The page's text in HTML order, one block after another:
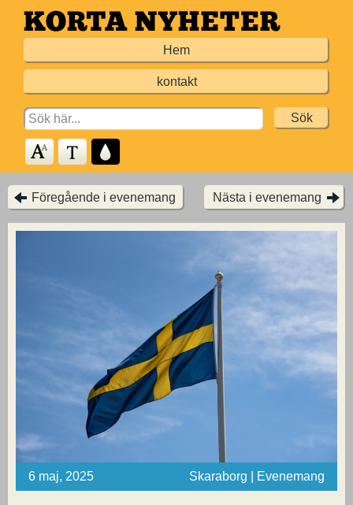
Hoppa
till
Hem
kontakt
Search
for:
Föregående i evenemang Nästa i evenemang
6 maj, 2025 Skaraborg | Evenemang